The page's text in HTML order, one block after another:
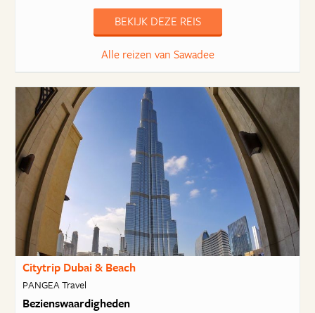
BEKIJK DEZE REIS
Alle reizen van Sawadee
Citytrip Dubai & Beach
PANGEA Travel
Bezienswaardigheden